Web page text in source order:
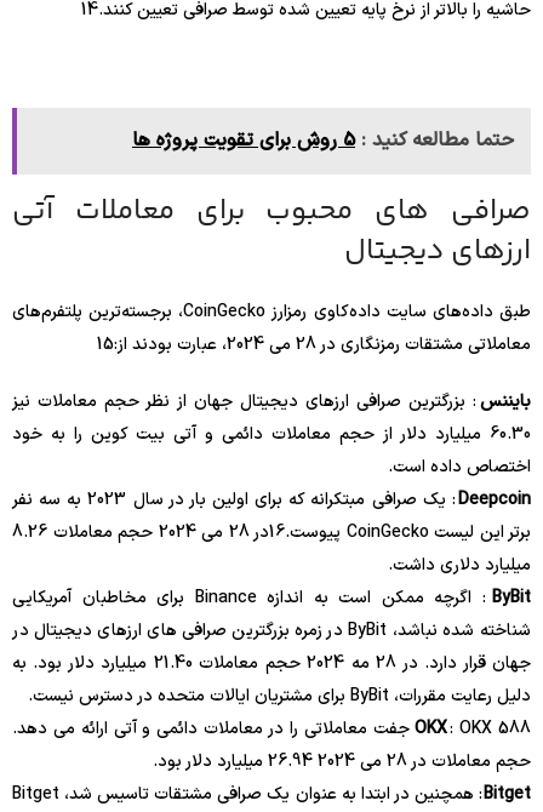
حاشیه را بالاتر از نرخ پایه تعیین شده توسط صرافی تعیین کنند.14
حتما مطالعه کنید : 5 روش برای تقویت پروژه ها
صرافی های محبوب برای معاملات آتی
ارزهای دیجیتال
طبق داده‌های سایت داده‌کاوی رمزارز CoinGecko، برجسته‌ترین پلتفرم‌های
معاملاتی مشتقات رمزنگاری در 28 می 2024، عبارت بودند از:
15
بایننس: بزرگترین صرافی ارزهای دیجیتال جهان از نظر حجم معاملات نیز
60.30 میلیارد دلار از حجم معاملات دائمی و آتی بیت کوین را به خود
اختصاص داده است.
Deepcoin
: یک صرافی مبتکرانه که برای اولین بار در سال 2023 به سه نفر
برتر این لیست CoinGecko پیوست.
16
در 28 می 2024 حجم معاملات 8.26
میلیارد دلاری داشت.
ByBit
: اگرچه ممکن است به اندازه Binance برای مخاطبان آمریکایی
شناخته شده نباشد، ByBit در زمره بزرگترین صرافی های ارزهای دیجیتال در
جهان قرار دارد. در 28 مه 2024 حجم معاملات 21.40 میلیارد دلار بود. به
دلیل رعایت مقررات، ByBit برای مشتریان ایالات متحده در دسترس نیست.
OKX: OKX 588 جفت معاملاتی را در معاملات دائمی و آتی ارائه می دهد.
حجم معاملات در 28 می 2024 26.94 میلیارد دلار بود.
Bitget
: همچنین در ابتدا به عنوان یک صرافی مشتقات تاسیس شد، Bitget